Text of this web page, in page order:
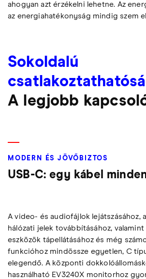
ahogyan azt érzékelni lehetne. Az
az energiahatékonyság mindig szem
Sokoldalú
A legjobb
MODERN ÉS JÖVŐBIZTOS
USB-C: egy kábel
A video- és audiofájlok lejátszásához,
hálózati jelek továbbításához,
eszközök tápellátásához és még
funkcióhoz mindössze egyetlen, C
elegendő. A központi
használható EV3240X monitorhoz